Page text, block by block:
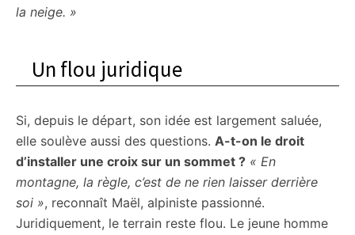
la neige. »
Un flou juridique
Si, depuis le départ, son idée est largement saluée,
elle soulève aussi des questions. A-t-on le droit
d’installer une croix sur un sommet ? « En
montagne, la règle, c’est de ne rien laisser derrière
soi », reconnaît Maël, alpiniste passionné.
Juridiquement, le terrain reste flou. Le jeune homme